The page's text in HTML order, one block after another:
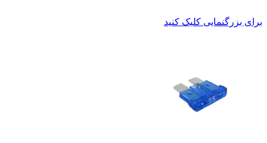
برای بزرگنمایی کلیک کنید